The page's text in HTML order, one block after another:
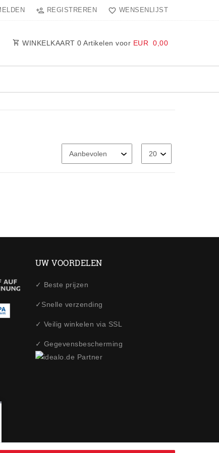
REGISTREREN WENSENLIJST
WINKELKAART 0 Artikelen voor EUR 0,00
UW VOORDELEN
✓ Beste prijzen
✓Snelle verzending
✓ Veilig winkelen via SSL
✓ Gegevensbescherming